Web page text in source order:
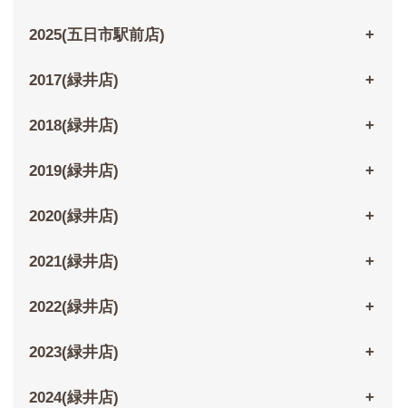
2025(五日市駅前店)
2017(緑井店)
2018(緑井店)
2019(緑井店)
2020(緑井店)
2021(緑井店)
2022(緑井店)
2023(緑井店)
2024(緑井店)